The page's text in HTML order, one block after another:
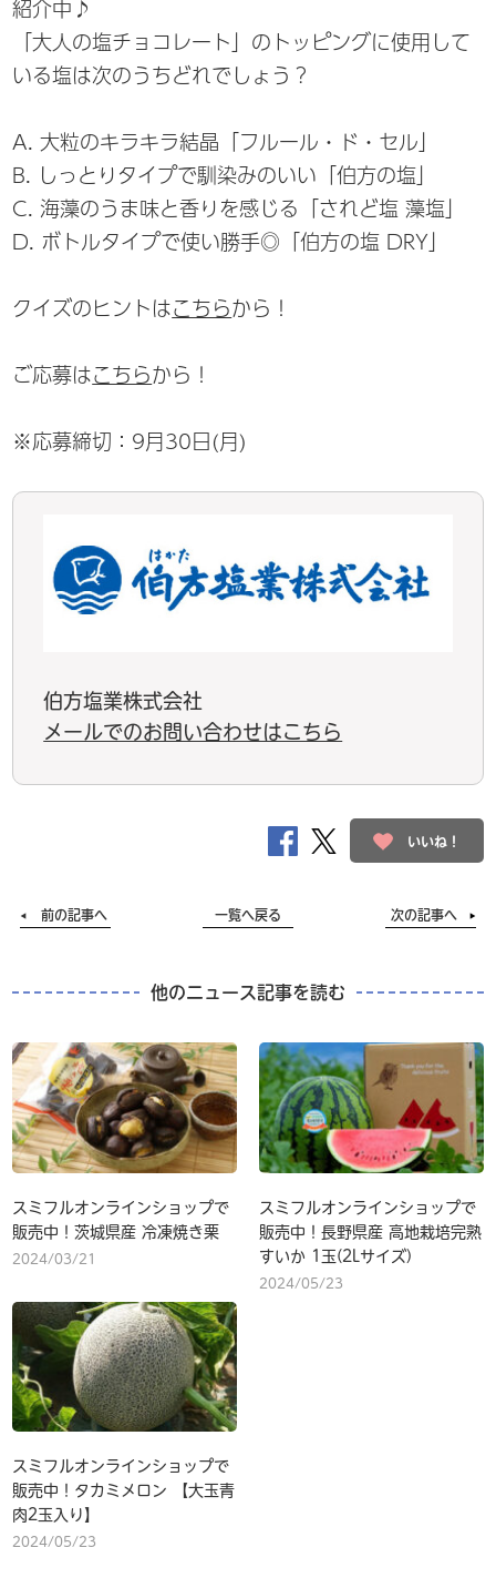
紹介中♪
「大人の塩チョコレート」のトッピングに使用して
いる塩は次のうちどれでしょう？
A. 大粒のキラキラ結晶「フルール・ド・セル」
B. しっとりタイプで馴染みのいい「伯方の塩」
C. 海藻のうま味と香りを感じる「されど塩 藻塩」
D. ボトルタイプで使い勝手◎「伯方の塩 DRY」
クイズのヒントはこちらから！
ご応募はこちらから！
※応募締切：9月30日(月)
伯方塩業株式会社
メールでのお問い合わせはこちら
いいね！
前の記事へ 一覧へ戻る 次の記事へ
他のニュース記事を読む
スミフルオンラインショップで
販売中！茨城県産 冷凍焼き栗
2024/03/21
スミフルオンラインショップで
販売中！長野県産 高地栽培完熟
すいか 1玉(2Lサイズ)
2024/05/23
スミフルオンラインショップで
販売中！タカミメロン 【大玉青
肉2玉入り】
2024/05/23